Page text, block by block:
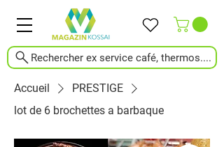
Rechercher ex service café, thermos....
Accueil
PRESTIGE
lot de 6 brochettes a barbaque